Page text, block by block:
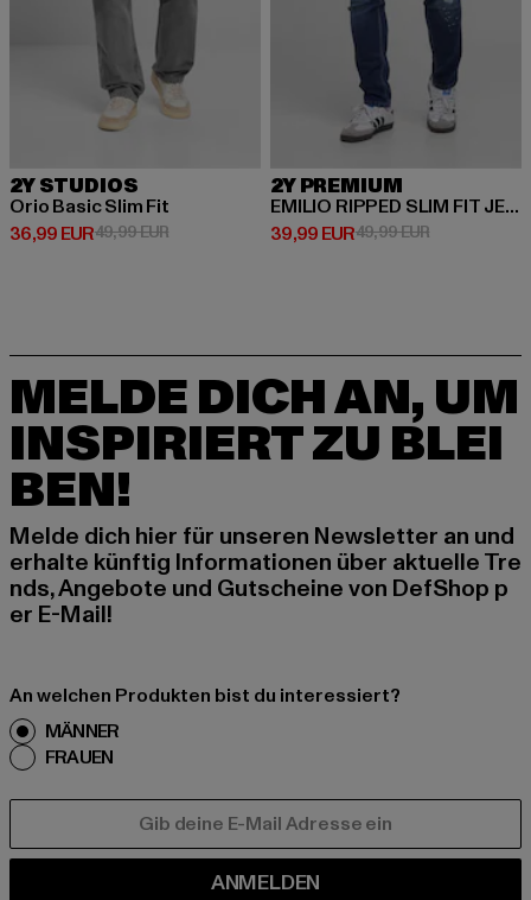
2Y STUDIOS
Orio Basic Slim Fit
36,99 EUR
Derzeitiger Preis: 36,99 EUR
49,99 EURAktionspreis: 49,99 EUR
2Y PREMIUM
EMILIO RIPPED SLIM FIT JEANS
39,99 EUR
Derzeitiger Preis: 39,99 EUR
49,99 EURAktionspreis:
MELDE DICH AN, UM
INSPIRIERT ZU BLEI
BEN!
Melde dich hier für unseren Newsletter an und
erhalte künftig Informationen über aktuelle Tre
nds, Angebote und Gutscheine von DefShop p
er E-Mail!
An welchen Produkten bist du interessiert?
MÄNNER
FRAUEN
ANMELDEN